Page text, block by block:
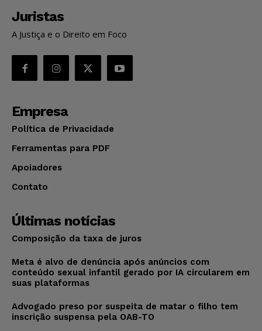
Juristas
A Justiça e o Direito em Foco
Empresa
Política de Privacidade
Ferramentas para PDF
Apoiadores
Contato
Últimas notícias
Composição da taxa de juros
Meta é alvo de denúncia após anúncios com
conteúdo sexual infantil gerado por IA circularem em
suas plataformas
Advogado preso por suspeita de matar o filho tem
inscrição suspensa pela OAB-TO